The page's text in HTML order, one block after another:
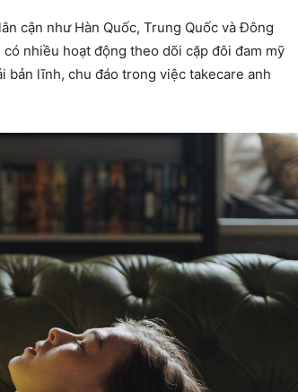
cận như Hàn Quốc, Trung Quốc và Đông
nhiều hoạt động theo dõi cặp đôi đam mỹ
bản lĩnh, chu đáo trong việc takecare anh